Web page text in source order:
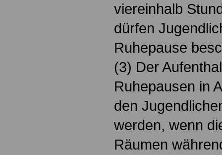
viereinhalb
dürfen
Ruhepause
(3) Der
Ruhepausen in
den
werden, wenn
Räumen